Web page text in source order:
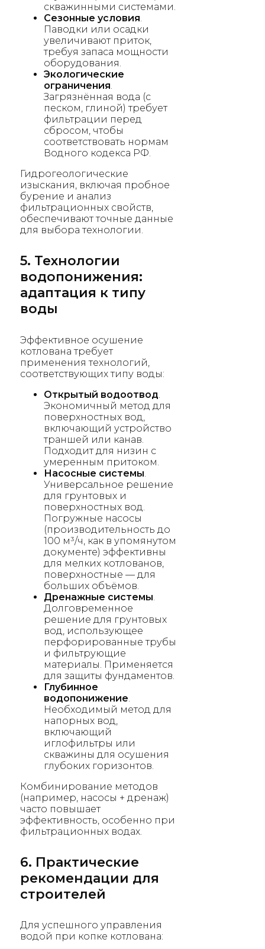
скважинными системами.
Сезонные условия.
Паводки или осадки
увеличивают приток,
требуя запаса мощности
оборудования.
Экологические
ограничения.
Загрязнённая вода (с
песком, глиной) требует
фильтрации перед
сбросом, чтобы
соответствовать нормам
Водного кодекса РФ.
Гидрогеологические
изыскания, включая пробное
бурение и анализ
фильтрационных свойств,
обеспечивают точные данные
для выбора технологии.
5. Технологии
водопонижения:
адаптация к типу
воды
Эффективное осушение
котлована требует
применения технологий,
соответствующих типу воды:
Открытый водоотвод
Экономичный метод для
поверхностных вод,
включающий устройство
траншей или канав.
Подходит для низин с
умеренным притоком.
Насосные системы
Универсальное решение
для грунтовых и
поверхностных вод.
Погружные насосы
(производительность до
100 м³/ч, как в упомянутом
документе) эффективны
для мелких котлованов,
поверхностные — для
больших объёмов.
Дренажные системы
Долговременное
решение для грунтовых
вод, использующее
перфорированные трубы
и фильтрующие
материалы. Применяется
для защиты фундаментов.
Глубинное
водопонижение
Необходимый метод для
напорных вод,
включающий
иглофильтры или
скважины для осушения
глубоких горизонтов.
Комбинирование методов
(например, насосы + дренаж)
часто повышает
эффективность, особенно при
фильтрационных водах.
6. Практические
рекомендации для
строителей
Для успешного управления
водой при копке котлована: